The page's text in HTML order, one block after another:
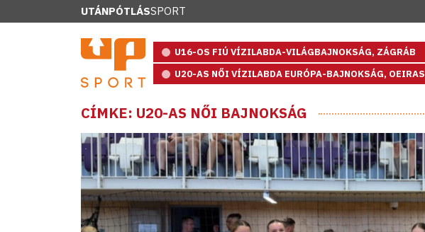
UTÁNPÓTLÁSSPORT
U16-OS FIÚ VÍZILABDA-VILÁGBAJNOKSÁG, ZÁGRÁB
U20-AS NŐI VÍZILABDA EURÓPA-BAJNOKSÁG, OEIRAS
CÍMKE: U20-AS NŐI BAJNOKSÁG